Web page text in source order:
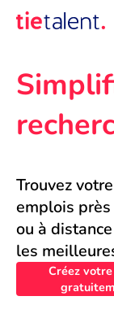
Trouvez
emplois près
ou à
les
Créez